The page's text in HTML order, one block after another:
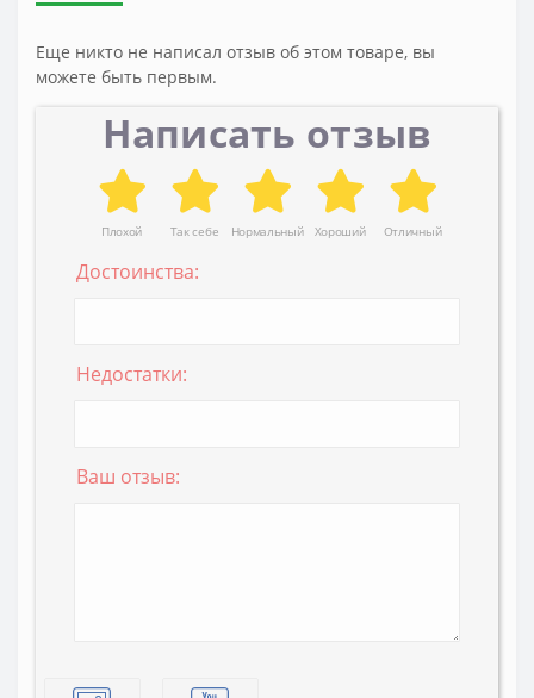
Еще никто не написал отзыв об этом товаре, вы
можете быть первым.
Написать отзыв
Плохой Так себе Нормальный Хороший Отличный
Достоинства:
Недостатки:
Ваш отзыв: